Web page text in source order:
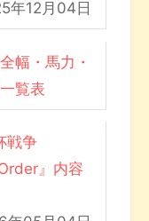
年12月04日
幅・馬力・
覧表
戦争
』内容